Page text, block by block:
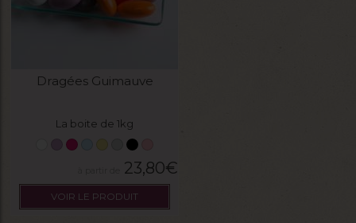
Dragées Guimauve
La boite de 1kg
23,80€
VOIR LE PRODUIT